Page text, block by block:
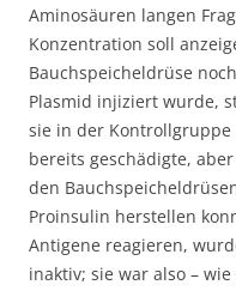
Aminosäuren langen
Konzentration soll
Bauchspeicheldrüse
Plasmid injiziert wurde,
sie in der
bereits geschädigte,
den
Proinsulin herstellen
Antigene reagieren,
inaktiv; sie war also –